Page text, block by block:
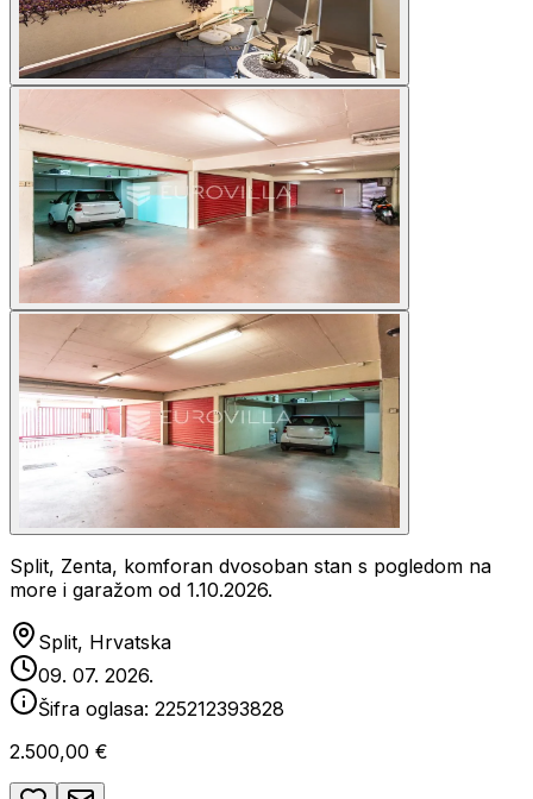
Split, Zenta, komforan dvosoban stan s pogledom na
more i garažom od 1.10.2026.
Split, Hrvatska
09. 07. 2026.
Šifra oglasa: 225212393828
2.500,00 €